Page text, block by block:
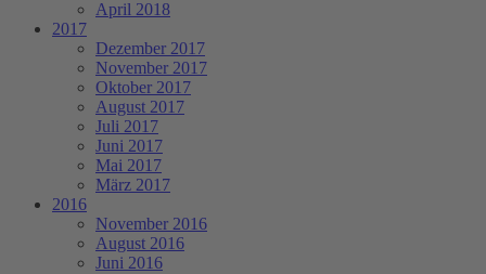
April 2018
2017
Dezember 2017
November 2017
Oktober 2017
August 2017
Juli 2017
Juni 2017
Mai 2017
März 2017
2016
November 2016
August 2016
Juni 2016